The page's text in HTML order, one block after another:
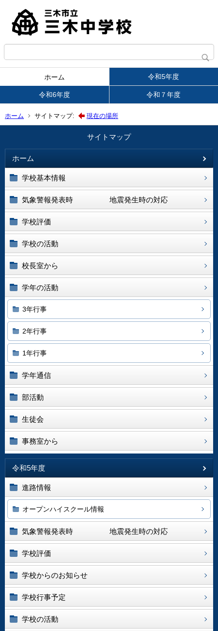
ホーム 令和5年度
令和6年度 令和７年度
ホーム サイトマップ: 現在の場所
サイトマップ
ホーム
学校基本情報
気象警報発表時 地震発生時の対応
学校評価
学校の活動
校長室から
学年の活動
3年行事
2年行事
1年行事
学年通信
部活動
生徒会
事務室から
令和5年度
進路情報
オープンハイスクール情報
気象警報発表時 地震発生時の対応
学校評価
学校からのお知らせ
学校行事予定
学校の活動